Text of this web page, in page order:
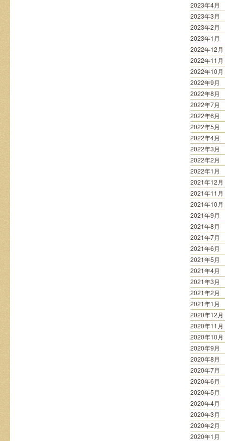
2023年4月
2023年3月
2023年2月
2023年1月
2022年12月
2022年11月
2022年10月
2022年9月
2022年8月
2022年7月
2022年6月
2022年5月
2022年4月
2022年3月
2022年2月
2022年1月
2021年12月
2021年11月
2021年10月
2021年9月
2021年8月
2021年7月
2021年6月
2021年5月
2021年4月
2021年3月
2021年2月
2021年1月
2020年12月
2020年11月
2020年10月
2020年9月
2020年8月
2020年7月
2020年6月
2020年5月
2020年4月
2020年3月
2020年2月
2020年1月